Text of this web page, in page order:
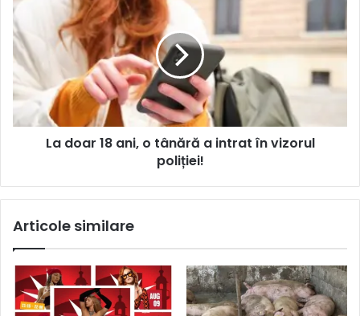
La doar 18 ani, o tânără a intrat în vizorul
poliției!
Articole similare